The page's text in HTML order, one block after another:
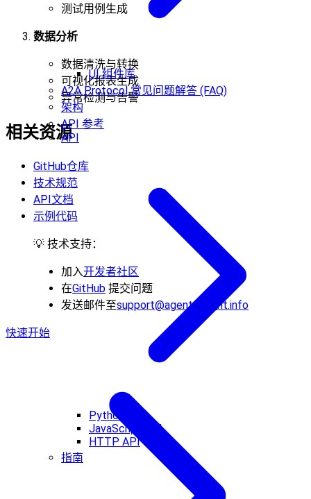
UI 组件库
A2A Protocol 常见问题解答 (FAQ)
架构
API 参考
API
Python API
JavaScript API
HTTP API
指南
测试用例生成
数据分析
数据清洗与转换
可视化报表生成
异常检测与告警
相关资源
GitHub仓库
技术规范
API文档
示例代码
💡 技术支持：
加入开发者社区
在GitHub 提交问题
发送邮件至support@agent2agent.info
快速开始